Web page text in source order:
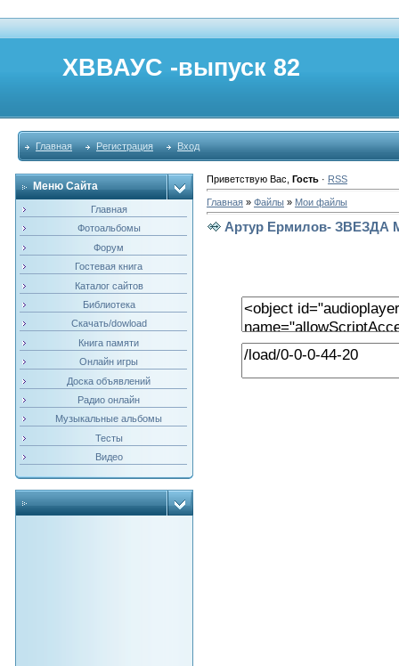
ХВВАУС -выпуск 82
Главная Регистрация Вход
Меню Сайта
Главная
Фотоальбомы
Форум
Гостевая книга
Каталог сайтов
Библиотека
Скачать/dowload
Книга памяти
Онлайн игры
Доска объявлений
Радио онлайн
Музыкальные альбомы
Тесты
Видео
Приветствую Вас Гость· RSS
Главная» Файлы» Мои файлы
Артур Ермилов- ЗВЕЗДА